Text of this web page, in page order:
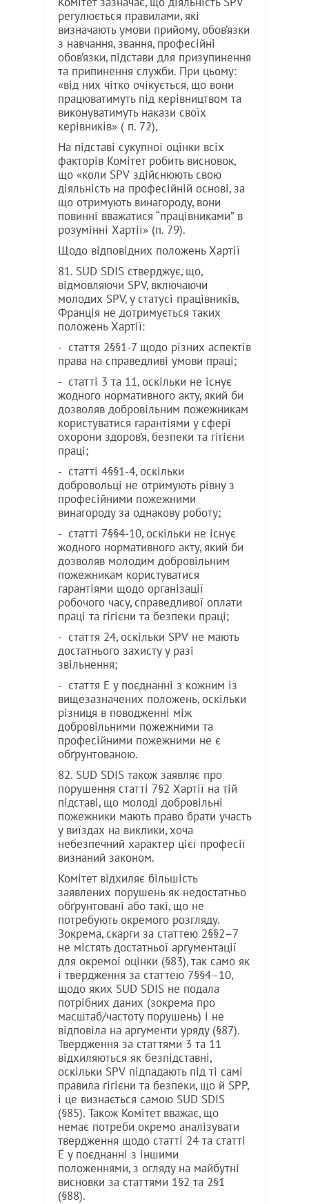
регулюється правилами, які
визначають умови прийому, обов’язки
з навчання, звання, професійні
обов’язки, підстави для призупинення
та припинення служби. При цьому:
«від них чітко очікується, що вони
працюватимуть під керівництвом та
виконуватимуть накази своїх
керівників» ( п. 72),
На підставі сукупної оцінки всіх
факторів Комітет робить висновок,
що «коли SPV здійснюють свою
діяльність на професійній основі, за
що отримують винагороду, вони
повинні вважатися “працівниками” в
розумінні Хартії» (п. 79).
Щодо відповідних положень Хартії
81. SUD SDIS стверджує, що,
відмовляючи SPV, включаючи
молодих SPV, у статусі працівників,
Франція не дотримується таких
положень Хартії:
- стаття 2§§1-7 щодо різних аспектів
права на справедливі умови праці;
- статті 3 та 11, оскільки не існує
жодного нормативного акту, який би
дозволяв добровільним пожежникам
користуватися гарантіями у сфері
охорони здоров’я, безпеки та гігієни
праці;
- статті 4§§1-4, оскільки
добровольці не отримують рівну з
професійними пожежними
винагороду за однакову роботу;
- статті 7§§4-10, оскільки не існує
жодного нормативного акту, який би
дозволяв молодим добровільним
пожежникам користуватися
гарантіями щодо організації
робочого часу, справедливої оплати
праці та гігієни та безпеки праці;
- стаття 24, оскільки SPV не мають
достатнього захисту у разі
звільнення;
- стаття E у поєднанні з кожним із
вищезазначених положень, оскільки
різниця в поводженні між
добровільними пожежними та
професійними пожежними не є
обґрунтованою.
82. SUD SDIS також заявляє про
порушення статті 7§2 Хартії на тій
підставі, що молоді добровільні
пожежники мають право брати участь
у виїздах на виклики, хоча
небезпечний характер цієї професії
визнаний законом.
Комітет відхиляє більшість
заявлених порушень як недостатньо
обґрунтовані або такі, що не
потребують окремого розгляду.
Зокрема, скарги за статтею 2§§2–7
не містять достатньої аргументації
для окремої оцінки (§83), так само як
і твердження за статтею 7§§4–10,
щодо яких SUD SDIS не подала
потрібних даних (зокрема про
масштаб/частоту порушень) і не
відповіла на аргументи уряду (§87).
Твердження за статтями 3 та 11
відхиляються як безпідставні,
оскільки SPV підпадають під ті самі
правила гігієни та безпеки, що й SPP,
і це визнається самою SUD SDIS
(§85). Також Комітет вважає, що
немає потреби окремо аналізувати
твердження щодо статті 24 та статті
E у поєднанні з іншими
положеннями, з огляду на майбутні
висновки за статтями 1§2 та 2§1
(§88).